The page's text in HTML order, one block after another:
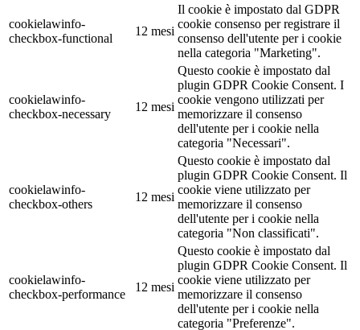
cookielawinfo-
checkbox-functional
12 mesi
Il cookie è impostato dal GDPR
cookie consenso per registrare il
consenso dell'utente per i cookie
nella categoria "Marketing".
cookielawinfo-
checkbox-necessary
12 mesi
Questo cookie è impostato dal
plugin GDPR Cookie Consent. I
cookie vengono utilizzati per
memorizzare il consenso
dell'utente per i cookie nella
categoria "Necessari".
cookielawinfo-
checkbox-others
12 mesi
Questo cookie è impostato dal
plugin GDPR Cookie Consent. Il
cookie viene utilizzato per
memorizzare il consenso
dell'utente per i cookie nella
categoria "Non classificati".
cookielawinfo-
checkbox-performance
12 mesi
Questo cookie è impostato dal
plugin GDPR Cookie Consent. Il
cookie viene utilizzato per
memorizzare il consenso
dell'utente per i cookie nella
categoria "Preferenze".